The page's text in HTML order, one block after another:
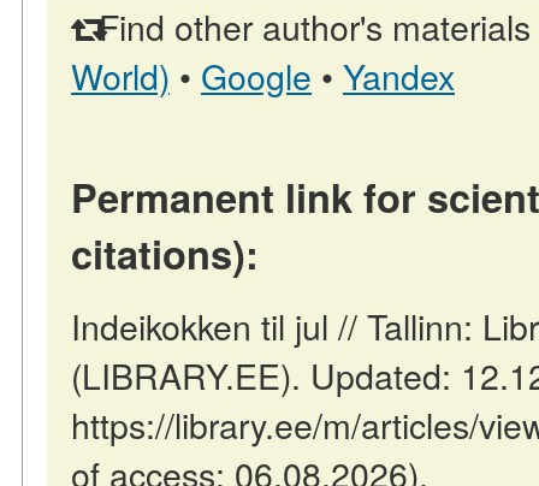
Find other author's
World) • Google • Yandex
Permanent link for
citations):
Indeikokken til jul // Tallinn:
(LIBRARY.EE). Updated:
https://library.ee/m/articles/
of access: 06.08.2026).